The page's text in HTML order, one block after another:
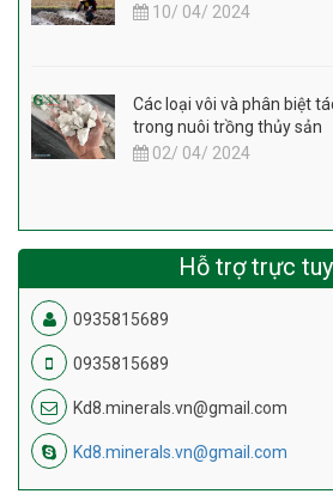
10/ 04/ 2024
Các loại vôi và phân biệt
trong nuôi trồng thủy sản
02/ 04/ 2024
Hỗ trợ trực
0935815689
0935815689
Kd8.minerals.vn@gmail.com
Kd8.minerals.vn@gmail.com